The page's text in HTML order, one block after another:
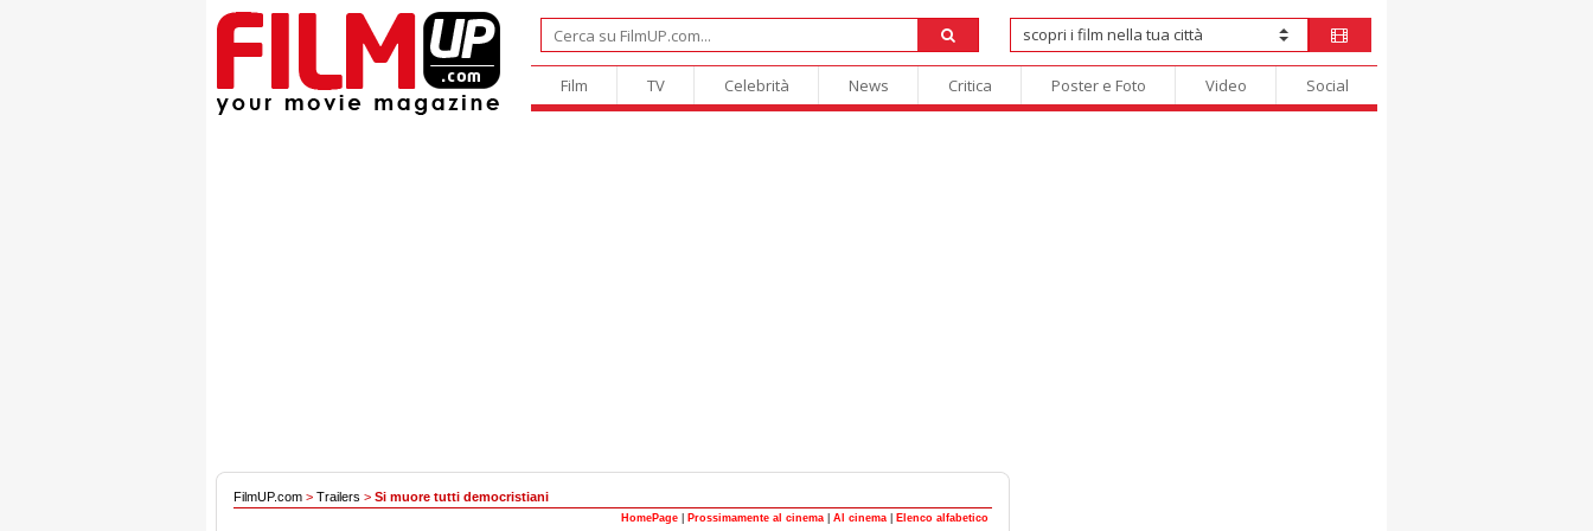
Film TV Celebrità News Critica Poster e Foto Video Social
FilmUP.com > Trailers > Si muore tutti democristiani
HomePage Prossimamente al cinema Al cinema Elenco alfabetico